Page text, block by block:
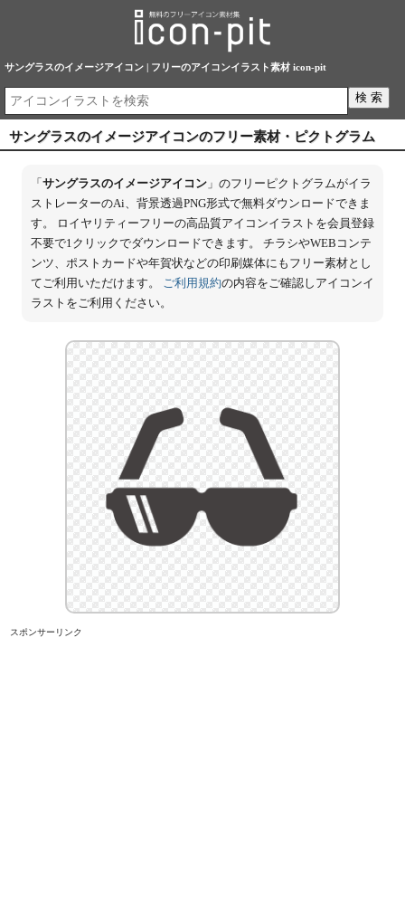
サングラスのイメージアイコン | フリーのアイコンイラスト素材 icon-pit
サングラスのイメージアイコンのフリー素材・ピクトグラム
「 サングラスのイメージアイコン」のフリーピクトグラムがイラ
ストレーターのAi、背景透過PNG形式で無料ダウンロードできま
す。 ロイヤリティーフリーの高品質アイコンイラストを会員登録
不要で1クリックでダウンロードできます。 チラシやWEBコンテ
ンツ、ポストカードや年賀状などの印刷媒体にもフリー素材とし
てご利用いただけます。 ご利用規約の内容をご確認しアイコンイ
ラストをご利用ください。
スポンサーリンク